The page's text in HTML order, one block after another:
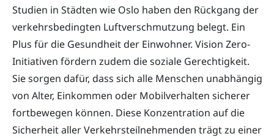
Studien in Städten wie Oslo haben den Rückgang der
verkehrsbedingten Luftverschmutzung belegt. Ein
Plus für die Gesundheit der Einwohner. Vision Zero-
Initiativen fördern zudem die soziale Gerechtigkeit.
Sie sorgen dafür, dass sich alle Menschen unabhängig
von Alter, Einkommen oder Mobilverhalten sicherer
fortbewegen können. Diese Konzentration auf die
Sicherheit aller Verkehrsteilnehmenden trägt zu einer